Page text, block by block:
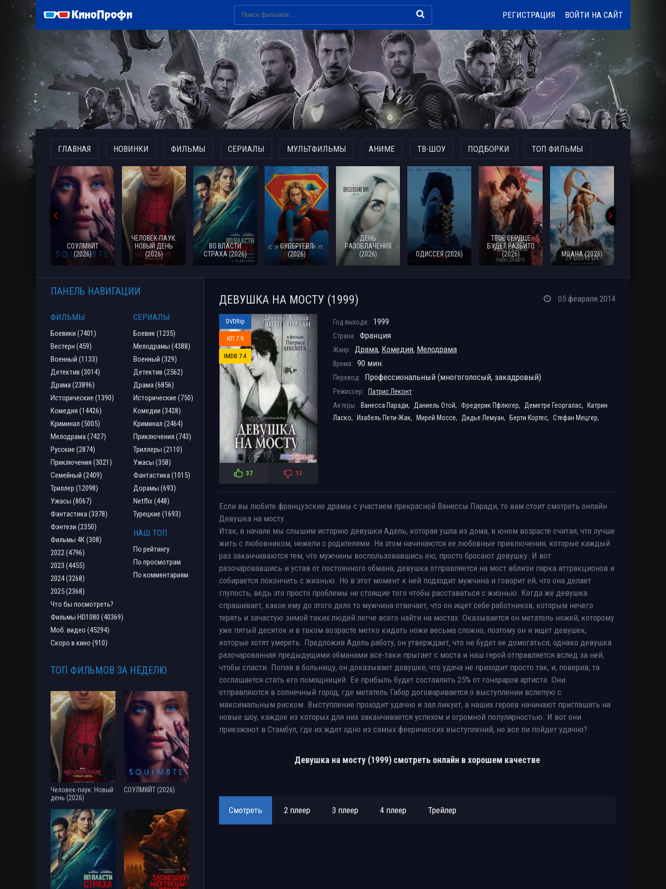
РЕГИСТРАЦИЯ ВОЙТИ НА САЙТ
ГЛАВНАЯ НОВИНКИ ФИЛЬМЫ СЕРИАЛЫ МУЛЬТФИЛЬМЫ АНИМЕ ТВ-ШОУ ПОДБОРКИ ТОП ФИЛЬМЫ
СОУЛМ8ЙТ
(2026)
ЧЕЛОВЕК-ПАУК:
НОВЫЙ ДЕНЬ
(2026)
ВО ВЛАСТИ
СТРАХА (2026)
СУПЕРГЕРЛ
(2026)
ДЕНЬ
РАЗОБЛАЧЕНИЯ
(2026)
ОДИССЕЯ (2026)
ТВОЕ СЕРДЦЕ
БУДЕТ РАЗБИТО
(2026)
МОАНА (2026)
ДЕВУШКА НА МОСТУ (1999) 05 февраля 2014
DVDRip
КП 7.9
IMDB 7.4
37 12
Год выхода: 1999
Страна: Франция
Жанр: Драма, Комедия, Мелодрама
Время: 90 мин.
Перевод: Профессиональный (многоголосый, закадровый)
Режиссер:
Патрис Леконт
Актеры:
Ванесса Паради, Даниель Отой, Фредерик Пфлюгер, Деметре Георгалас,
Катрин
Ласко,
Изабель Пети-Жак, Мирей Моссе, Дидье Лемуан, Берти Кортес, Стефан Мецгер,
Если вы любите французские драмы с участием прекрасной Ванессы Паради, то вам стоит смотреть онлайн
Девушка на мосту.
Итак, в начале мы слышим историю девушки Адель, которая ушла из дома, в юном возрасте считая, что лучше
жить с любовником, нежели с родителями. На этом начинаются ее любовные приключения, которые каждый
раз заканчиваются тем, что мужчины воспользовавшись ею, просто бросают девушку. И вот
разочаровавшись и устав от постоянного обмана, девушка отправляется на мост вблизи парка аттракционов и
собирается покончить с жизнью. Но в этот момент к ней подходит мужчина и говорит ей, что она делает
глупость, ведь это просто проблемы не стоящие того чтобы расставаться с жизнью. Когда же девушка
спрашивает, какое ему до этого дело то мужчина отвечает, что он ищет себе работников, которым нечего
терять и зачастую зимой таких людей легче всего найти на мостах. Оказывается он метатель ножей, которому
уже пятый десяток и в таком возрасте метко кидать ножи весьма сложно, поэтому он и ищет девушек,
которые хотят умереть. Предложив Адель работу, он утверждает, что не будет ее домогаться, однако девушка
разочарованная предыдущими обманами все-таки прыгает с моста и наш герой отправляется вслед за ней,
чтобы спасти. Попав в больницу, он доказывает девушке, что удача не приходит просто так, и, поверив, та
соглашается стать его помощницей. Ее прибыль будет составлять 25% от гонораров артиста. Они
отправляются в солнечный город, где метатель Габор договаривается о выступлении вслепую с
максимальным риском. Выступление проходит удачно и зал ликует, а наших героев начинают приглашать на
новые шоу, каждое из которых для них заканчивается успехом и огромной популярностью. И вот они
приезжают в Стамбул, где их ждет одно из самых феерических выступлений, но все ли пойдет удачно?
Девушка на мосту (1999) смотреть онлайн в хорошем качестве
Смотреть 2 плеер 3 плеер 4 плеер Трейлер
ПАНЕЛЬ НАВИГАЦИИ
ФИЛЬМЫ
Боевики (7401)
Вестерн (459)
Военный (1133)
Детектив (3014)
Драма (23896)
Исторические (1390)
Комедия (14426)
Криминал (5005)
Мелодрама (7427)
Русские (2874)
Приключения (3021)
Семейный (2409)
Триллер (12098)
Ужасы (8067)
Фантастика (3378)
Фэнтези (2350)
Фильмы 4К (308)
2022 (4796)
2023 (4455)
2024 (3268)
2025 (2368)
Что бы посмотреть?
Фильмы HD1080 (40369)
Моб. видео (45294)
Скоро в кино (910)
СЕРИАЛЫ
Боевик (1235)
Мелодрамы (4388)
Военный (329)
Детектив (2562)
Драма (6856)
Исторические (750)
Комедии (3428)
Криминал (2464)
Приключения (743)
Триллеры (2110)
Ужасы (358)
Фантастика (1015)
Дорамы (693)
Netflix (448)
Турецкие (1693)
НАШ ТОП
По рейтингу
По просмотрам
По комментариям
ТОП ФИЛЬМОВ ЗА НЕДЕЛЮ
Человек-паук: Новый
день (2026)
СОУЛМ8ЙТ (2026)